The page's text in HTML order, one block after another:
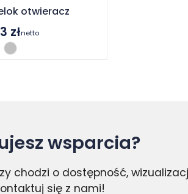
otwieracz
złnetto
wsparcia?
chodzi o dostępność,
się z nami!